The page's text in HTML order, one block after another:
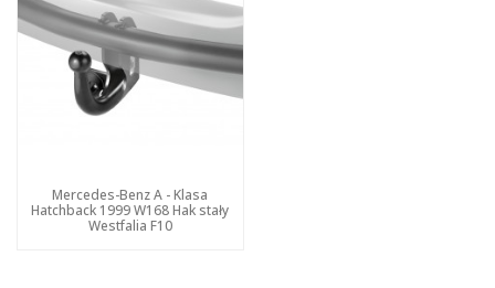
Mercedes-Benz A - Klasa
Hatchback 1999 W168 Hak stały
Westfalia F10